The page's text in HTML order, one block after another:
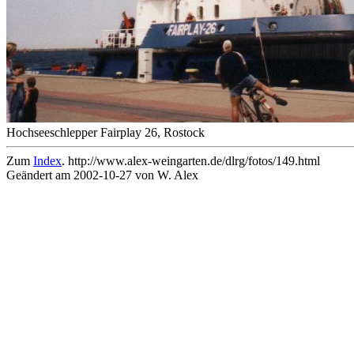
Hochseeschlepper Fairplay 26, Rostock
Zum Index. http://www.alex-weingarten.de/dlrg/fotos/149.html
Geändert am 2002-10-27 von W. Alex